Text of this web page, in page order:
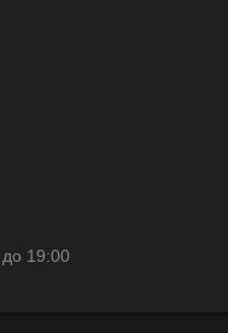
19:00